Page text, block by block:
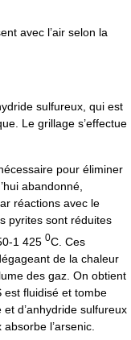
avec l’air selon la
sulfureux, qui est
Le grillage s’effectue
pour éliminer
abandonné,
réactions avec le
pyrites sont réduites
1 425 0C. Ces
de la chaleur
des gaz. On obtient
est fluidisé et tombe
d’anhydride sulfureux
l’arsenic.